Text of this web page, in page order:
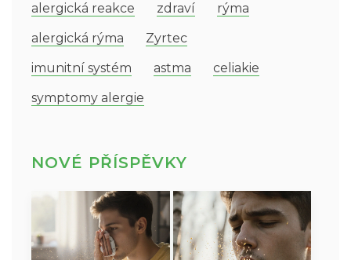
alergická reakce
zdraví
rýma
alergická rýma
Zyrtec
imunitní systém
astma
celiakie
symptomy alergie
NOVÉ PŘÍSPĚVKY